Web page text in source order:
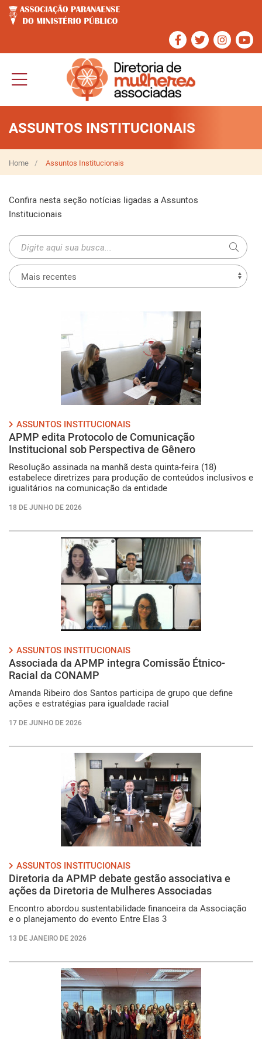
ASSUNTOS INSTITUCIONAIS
Home Assuntos Institucionais
Confira nesta seção notícias ligadas a Assuntos
Institucionais
ASSUNTOS INSTITUCIONAIS
APMP edita Protocolo de Comunicação
Institucional sob Perspectiva de Gênero
Resolução assinada na manhã desta quinta-feira (18)
estabelece diretrizes para produção de conteúdos inclusivos e
igualitários na comunicação da entidade
18 DE JUNHO DE 2026
ASSUNTOS INSTITUCIONAIS
Associada da APMP integra Comissão Étnico-
Racial da CONAMP
Amanda Ribeiro dos Santos participa de grupo que define
ações e estratégias para igualdade racial
17 DE JUNHO DE 2026
ASSUNTOS INSTITUCIONAIS
Diretoria da APMP debate gestão associativa e
ações da Diretoria de Mulheres Associadas
Encontro abordou sustentabilidade financeira da Associação
e o planejamento do evento Entre Elas 3
13 DE JANEIRO DE 2026